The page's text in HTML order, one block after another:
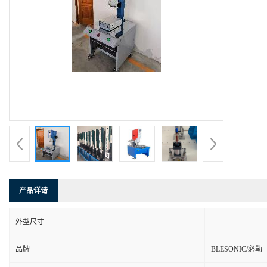
产品详请
外型尺寸
品牌 BLESONIC/必勒